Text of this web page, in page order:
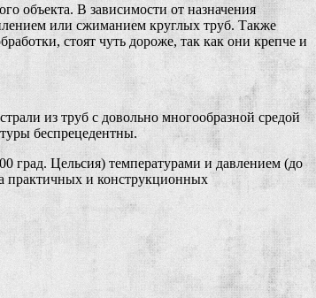
объекта. В зависимости от назначения
или сжиманием круглых труб. Также
стоят чуть дороже, так как они крепче и
из труб с довольно многообразной средой
беспрецедентны.
град. Цельсия) температурами и давлением (до
практичных и конструкционных